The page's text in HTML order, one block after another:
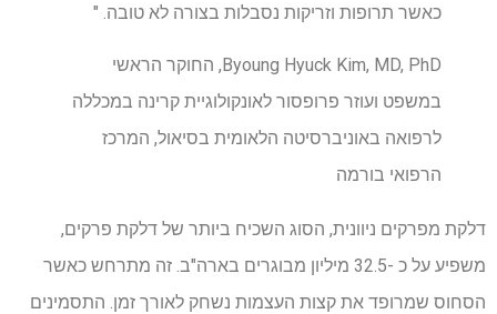
כאשר תרופות וזריקות נסבלות בצורה לא טובה. "
Byoung Hyuck Kim, MD, PhD, החוקר הראשי
במשפט ועוזר פרופסור לאונקולוגיית קרינה במכללה
לרפואה באוניברסיטה הלאומית בסיאול, המרכז
הרפואי בורמה
דלקת מפרקים ניוונית, הסוג השכיח ביותר של דלקת פרקים,
משפיע על כ -32.5 מיליון מבוגרים בארה"ב. זה מתרחש כאשר
הסחוס שמרופד את קצות העצמות נשחק לאורך זמן. התסמינים